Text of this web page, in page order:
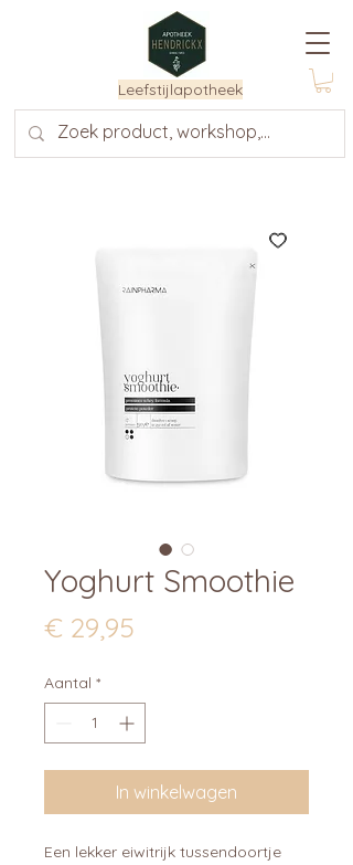
Leefstijlapotheek
Yoghurt Smoothie
€ 29,95
Aantal *
In winkelwagen
Een lekker eiwitrijk tussendoortje